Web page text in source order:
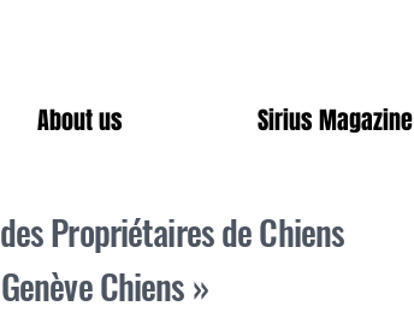
About us Sirius Magazine
Propriétaires de Chiens
Chiens »